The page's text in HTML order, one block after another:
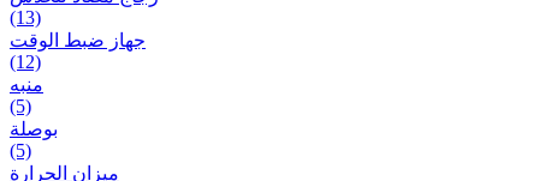
(13)
جهاز ضبط الوقت
(12)
منبه
(5)
بوصلة
(5)
ميزان الحرارة